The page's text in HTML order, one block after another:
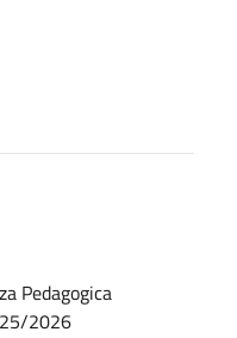
Pedagogica
2026